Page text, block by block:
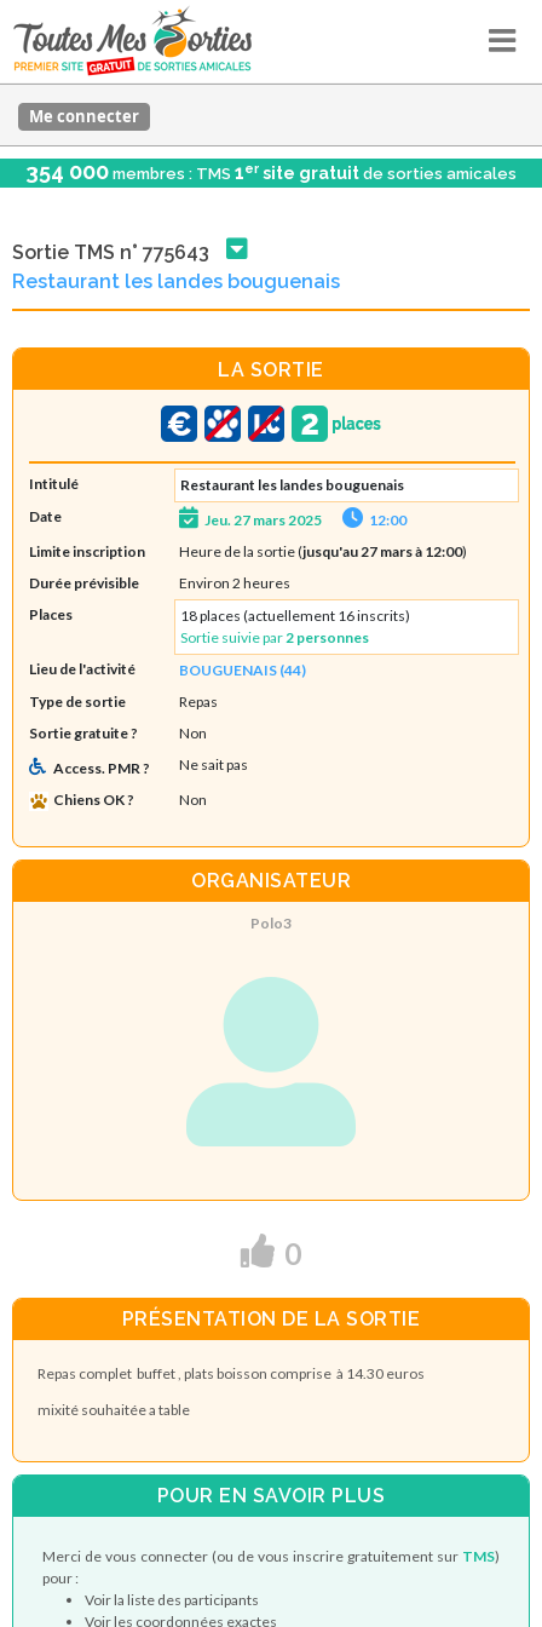
Me connecter
354 000 membres : TMS 1er site gratuit de sorties amicales
Sortie TMS n° 775643
Restaurant les landes bouguenais
LA SORTIE
Intitulé
Restaurant les landes bouguenais
Date
Jeu. 27 mars 2025
12:00
Limite inscription
Heure de la sortie (jusqu'au 27 mars à 12:00)
Durée prévisible
Environ 2 heures
Places
18 places (actuellement 16 inscrits)
Sortie suivie par 2 personnes
Lieu de l'activité
BOUGUENAIS (44)
Type de sortie
Repas
Sortie gratuite ?
Non
Access. PMR ?
Ne sait pas
Chiens OK ?
Non
ORGANISATEUR
Polo3
0
PRÉSENTATION DE LA SORTIE
Repas complet buffet , plats boisson comprise à 14.30 euros
mixité souhaitée a table
POUR EN SAVOIR PLUS
Merci de vous connecter (ou de vous inscrire gratuitement sur TMS)
pour :
Voir la liste des participants
Voir les coordonnées exactes